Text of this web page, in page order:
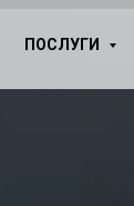
ПОСЛУГИ